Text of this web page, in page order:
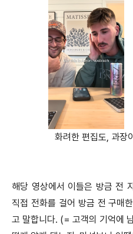
화려한 편집도, 과장
해당 영상에서 이들은 방금 전
직접 전화를 걸어 방금 전 구매
고 말합니다. (= 고객의 기억에